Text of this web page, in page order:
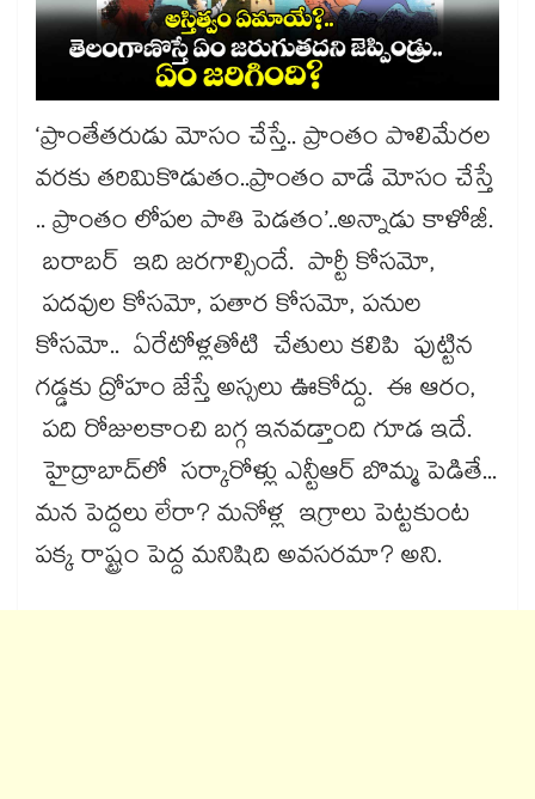
‘ప్రాంతేతరుడు మోసం చేస్తే.. ప్రాంతం పొలిమేరల
వరకు తరిమికొడుతం..ప్రాంతం వాడే మోసం చేస్తే
.. ప్రాంతం లోపల పాతి పెడతం’..అన్నాడు కాళోజీ.
బరాబర్ ఇది జరగాల్సిందే. పార్టీ కోసమో,
పదవుల కోసమో, పతార కోసమో, పనుల
కోసమో.. ఏరేటోళ్లతోటి చేతులు కలిపి పుట్టిన
గడ్డకు ద్రోహం జేస్తే అస్సలు ఊకోద్దు. ఈ ఆరం,
పది రోజులకాంచి బగ్గ ఇనవడ్తాంది గూడ ఇదే.
హైద్రాబాద్​లో సర్కారోళ్లు ఎన్టీఆర్ బొమ్మ పెడితే...
మన పెద్దలు లేరా? మనోళ్ల ఇగ్రాలు పెట్టకుంట
పక్క రాష్ట్రం పెద్ద మనిషిది అవసరమా? అని.